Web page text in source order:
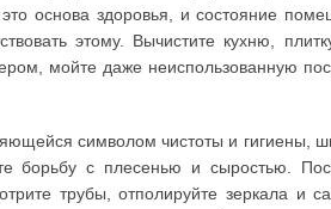
основа здоровья, и состояние
этому. Вычистите кухню,
мойте даже неиспользованную
символом чистоты и гигиены,
борьбу с плесенью и сыростью.
трубы, отполируйте зеркала и